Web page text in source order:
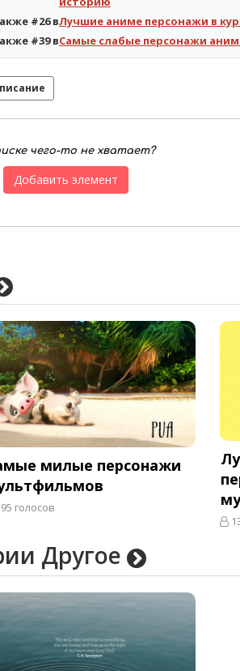
#26 вЛучшие аниме персонажи в
#39 вСамые слабые персонажи
чего-то не хватает?
Добавить элемент
милые персонажи
голосов
Другое